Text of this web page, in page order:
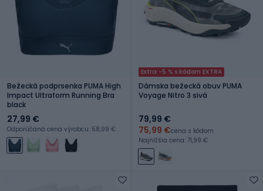
Bežecká podprsenka PUMA High
Impact Ultraform Running Bra
black
27,99 €
Odporúčaná cena výrobcu: 58,99 €
Extra -5 % s kódom EXTRA
Dámska bežecká obuv PUMA
Voyage Nitro 3 sivá
79,99 €
75,99 €cena s kódom
Najnižšia cena: 71,99 €